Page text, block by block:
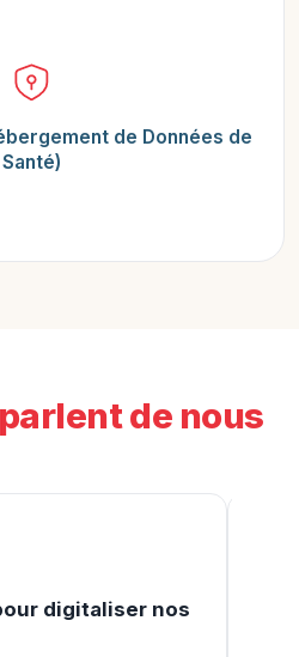
de Données de
Santé)
parlent de nous
digitaliser nos